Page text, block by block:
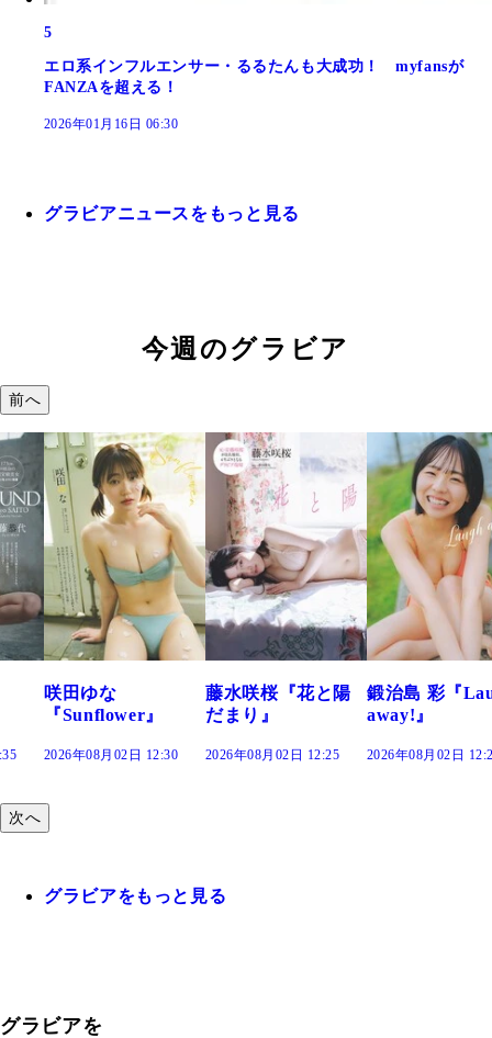
5
エロ系インフルエンサー・るるたんも大成功！ myfansが
FANZAを超える！
2026年01月16日 06:30
グラビアニュースをもっと見る
今週のグラビア
前へ
咲田ゆな
『Sunflower』
2026年08月02日 12:30
藤水咲桜『花と陽
だまり』
2026年08月02日 12:25
鍛治島 彩『
away!』
2026年08月02日
次へ
グラビアをもっと見る
グラビアを